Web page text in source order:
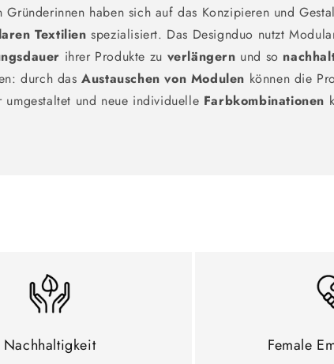
Gründerinnen haben sich auf das Konzipieren und
Textilien spezialisiert. Das Designduo nutzt
ihrer Produkte zu verlängern und so
durch dasAustauschen von Modulen können die
umgestaltet und neue individuelle Farbkombinationen
Nachhaltigkeit Female